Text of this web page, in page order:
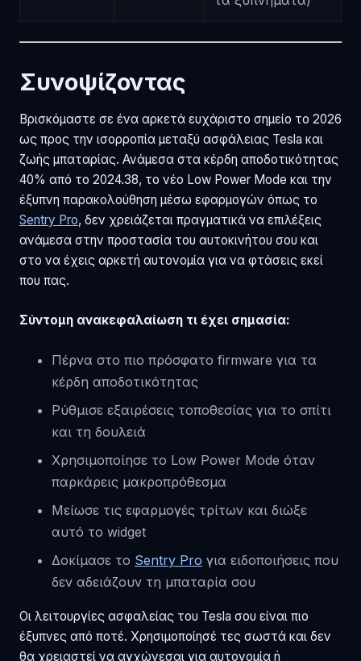
Συνοψίζοντας
Βρισκόμαστε σε ένα αρκετά ευχάριστο σημείο το 2026
ως προς την ισορροπία μεταξύ ασφάλειας Tesla και
ζωής μπαταρίας. Ανάμεσα στα κέρδη αποδοτικότητας
40% από το 2024.38, το νέο Low Power Mode και την
έξυπνη παρακολούθηση μέσω εφαρμογών όπως το
Sentry Pro, δεν χρειάζεται πραγματικά να επιλέξεις
ανάμεσα στην προστασία του αυτοκινήτου σου και
στο να έχεις αρκετή αυτονομία για να φτάσεις εκεί
που πας.
Σύντομη ανακεφαλαίωση τι έχει σημασία:
Πέρνα στο πιο πρόσφατο firmware για τα
κέρδη αποδοτικότητας
Ρύθμισε εξαιρέσεις τοποθεσίας για το σπίτι
και τη δουλειά
Χρησιμοποίησε το Low Power Mode όταν
παρκάρεις μακροπρόθεσμα
Μείωσε τις εφαρμογές τρίτων και διώξε
αυτό το widget
Δοκίμασε το Sentry Pro για ειδοποιήσεις που
δεν αδειάζουν τη μπαταρία σου
Οι λειτουργίες ασφαλείας του Tesla σου είναι πιο
έξυπνες από ποτέ. Χρησιμοποίησέ τες σωστά και δεν
θα χρειαστεί να αγχώνεσαι για αυτονομία ή